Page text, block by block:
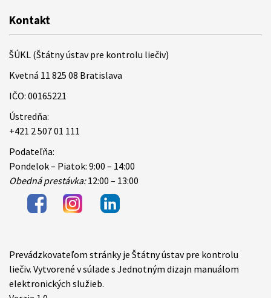
Kontakt
ŠÚKL (Štátny ústav pre kontrolu liečiv)
Kvetná 11 825 08 Bratislava
IČO: 00165221
Ústredňa:
+421 2 507 01 111
Podateľňa:
Pondelok – Piatok: 9:00 – 14:00
Obedná prestávka:12:00 – 13:00
Items
Prevádzkovateľom stránky je Štátny ústav pre kontrolu
liečiv. Vytvorené v súlade s Jednotným dizajn manuálom
elektronických služieb.